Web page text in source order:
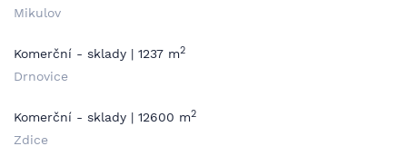
Mikulov
Komerční - sklady | 1237 m2
Drnovice
Komerční - sklady | 12600 m2
Zdice